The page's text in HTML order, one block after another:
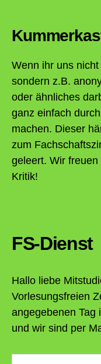
Wenn ihr uns
sondern z.B.
oder ähnliches
ganz einfach
machen. Dieser
zum
geleert. Wir
Kritik!
FS-Dienst
Hallo liebe
Vorlesungsfreien
angegebenen Tag
und wir sind per